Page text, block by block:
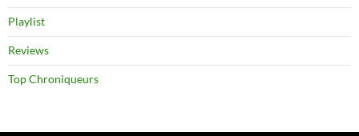
Playlist
Reviews
Top Chroniqueurs